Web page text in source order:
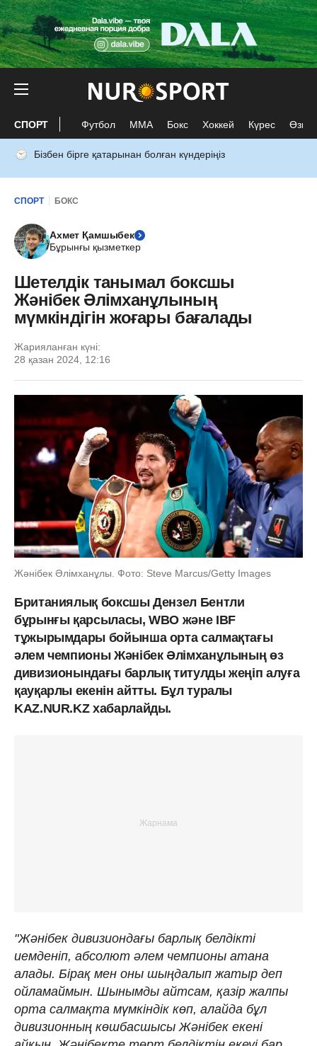
СПОРТ Футбол ММА Бокс Хоккей Күрес Өзге
Бізбен бірге қатарынан болған күндеріңіз
СПОРТ БОКС
Ахмет Қамшыбек
Бұрынғы қызметкер
Шетелдік танымал боксшы
Жәнібек Әлімханұлының
мүмкіндігін жоғары бағалады
Жарияланған күні:
28 қазан 2024, 12:16
Жәнібек Әлімханұлы. Фото: Steve Marcus/Getty Images
Британиялық боксшы Дензел Бентли
бұрынғы қарсыласы, WBO және IBF
тұжырымдары бойынша орта салмақтағы
әлем чемпионы Жәнібек Әлімханұлының өз
дивизионындағы барлық титулды жеңіп алуға
қауқарлы екенін айтты. Бұл туралы
KAZ.NUR.KZ хабарлайды.
"Жәнібек дивизиондағы барлық белдікті
иемденіп, абсолют әлем чемпионы атана
алады. Бірақ мен оны шыңдалып жатыр деп
ойламаймын. Шынымды айтсам, қазір жалпы
орта салмақта мүмкіндік көп, алайда бұл
дивизионның көшбасшысы Жәнібек екені